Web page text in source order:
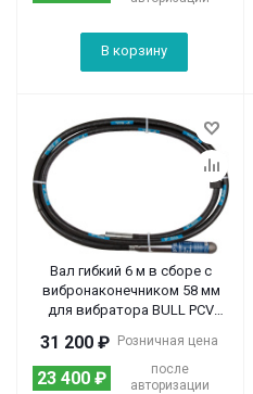
В корзину
Вал гибкий 6 м в сборе с
вибронаконечником 58 мм
для вибратора BULL PCV
Розничная цена
31 200 ₽
после
авторизации
23 400 ₽